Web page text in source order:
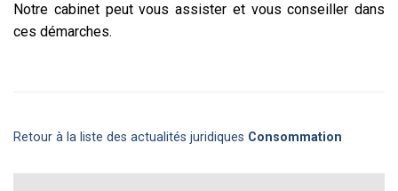
Notre cabinet peut vous assister et vous conseiller dans
ces démarches.
Retour à la liste des actualités juridiques Consommation